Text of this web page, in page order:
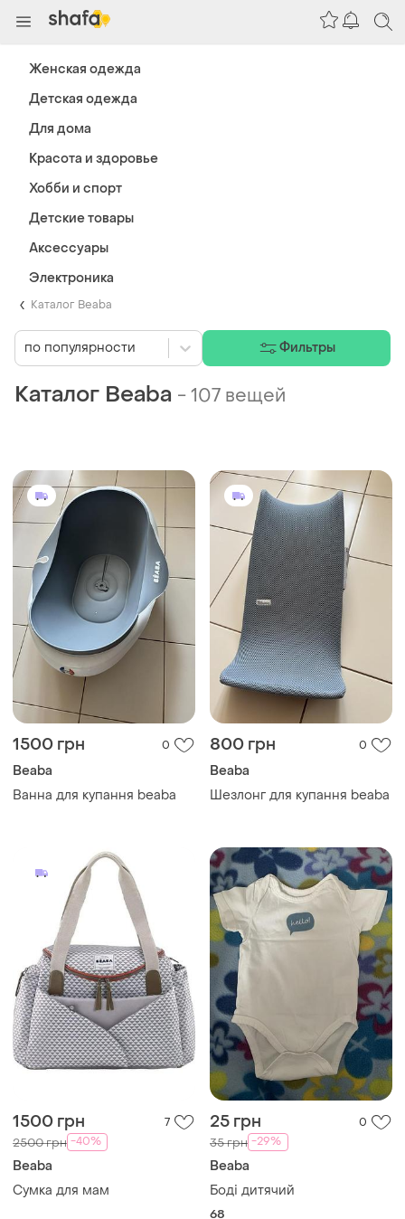
Каталог Beaba
Каталог Beaba -107 вещей
1500 грн 0
Beaba
Ванна для купання beaba
800 грн 0
Beaba
Шезлонг для купання beaba
1500 грн 7
2500 грн -40%
Beaba
Сумка для мам
25 грн 0
35 грн -29%
Beaba
Боді дитячий
68
по популярности Фильтры
Женская одежда
Детская одежда
Для дома
Красота и здоровье
Хобби и спорт
Детские товары
Аксессуары
Электроника